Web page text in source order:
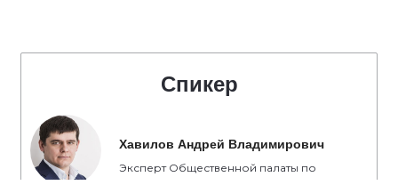
Спикер
Хавилов Андрей Владимирович
Эксперт Общественной палаты по